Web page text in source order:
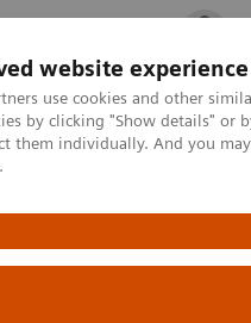
website experience
use cookies and other
by clicking "Show details" or
them individually. And you
cliniques